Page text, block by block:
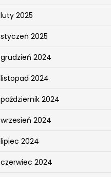
luty 2025
styczeń 2025
grudzień 2024
listopad 2024
październik 2024
wrzesień 2024
lipiec 2024
czerwiec 2024